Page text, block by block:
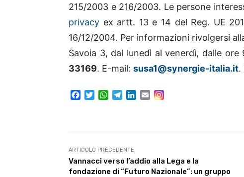
215/2003 e 216/2003. Le persone
privacy ex artt. 13 e 14 del Reg. UE
16/12/2004. Per informazioni rivolgersi
Savoia 3, dal lunedì al venerdì, dalle ore
33169. E-mail: susa1@synergie-italia.it.
o
k
r
W
p
p
a
m
n
E
ARTICOLO PRECEDENTE
Vannacci verso l’addio alla Lega e la
fondazione di “Futuro Nazionale”: un gruppo